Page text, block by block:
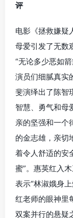
评
电影《拯救嫌疑
母爱引发了无数
“无论多少恶如
演员们细腻真实
斐演绎出了陈智
智慧、勇气和母
亲的坚强和一个
的金志雄，亲切
着令人舒适的安
蜜”。惠英红入
表示“林淑娥身
红老师的眼神里
双案并行的悬疑